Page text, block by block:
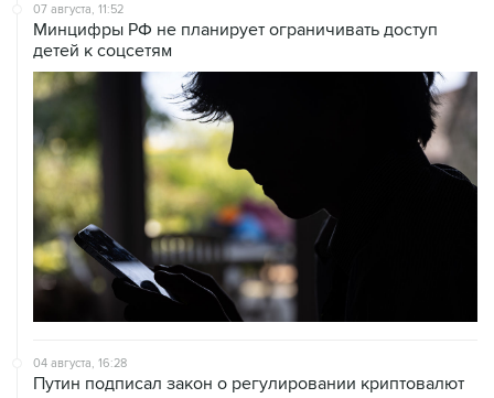
07 августа, 11:52
Минцифры РФ не планирует ограничивать доступ
детей к соцсетям
04 августа, 16:28
Путин подписал закон о регулировании криптовалют